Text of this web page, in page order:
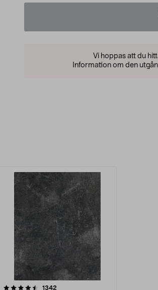
Vi hoppas att du
Information om den
1342